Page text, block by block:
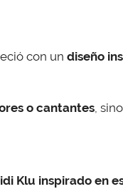
con un diseño
o cantantes ,
Klu inspirado en